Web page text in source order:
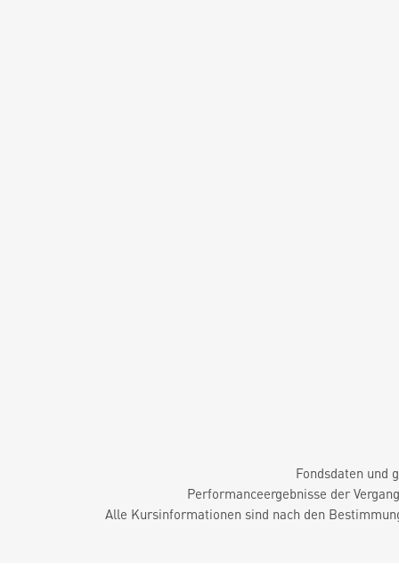
Fondsdaten und
Performanceergebnisse der
Alle Kursinformationen sind nach den